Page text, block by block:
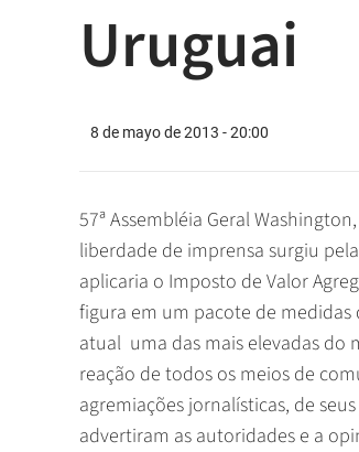
Uruguai
8 de mayo de 2013 - 20:00
57ª Assembléia Geral
liberdade de imprensa surgiu
aplicaria o Imposto de Valor
figura em um pacote de
atual  uma das mais elevadas
reação de todos os meios de
agremiações jornalísticas, de
advertiram as autoridades e a